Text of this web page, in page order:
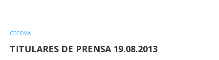
CECOVA
TITULARES DE PRENSA 19.08.2013